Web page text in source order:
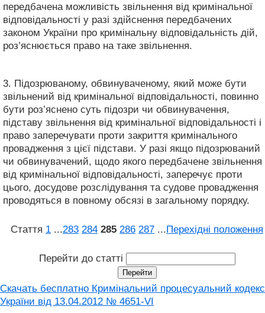
передбачена можливість звільнення від кримінальної
відповідальності у разі здійснення передбачених
законом України про кримінальну відповідальність дій,
роз’яснюється право на таке звільнення.
3. Підозрюваному, обвинуваченому, який може бути
звільнений від кримінальної відповідальності, повинно
бути роз’яснено суть підозри чи обвинувачення,
підставу звільнення від кримінальної відповідальності і
право заперечувати проти закриття кримінального
провадження з цієї підстави. У разі якщо підозрюваний
чи обвинувачений, щодо якого передбачене звільнення
від кримінальної відповідальності, заперечує проти
цього, досудове розслідування та судове провадження
проводяться в повному обсязі в загальному порядку.
Стаття 1 ...283 284 285 286 287 ...Перехідні положення
Перейти до статті
Скачать бесплатно Кримінальний процесуальний кодекс
України від 13.04.2012 № 4651-VI